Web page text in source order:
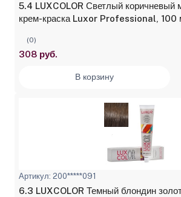
5.4 LUXCOLOR Светлый коричневый
крем-краска Luxor Professional, 100
(0)
308 руб.
В корзину
Артикул: 200*****091
6.3 LUXCOLOR Темный блондин